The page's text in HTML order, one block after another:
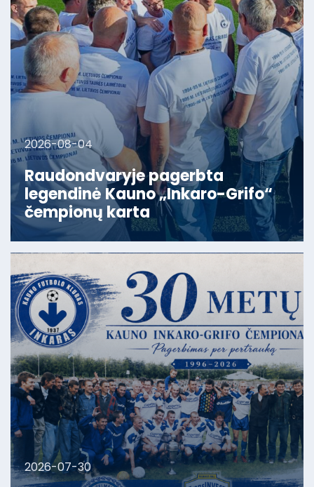
2026-08-04
Raudondvaryje pagerbta
legendinė Kauno „Inkaro-Grifo“
čempionų karta
2026-07-30